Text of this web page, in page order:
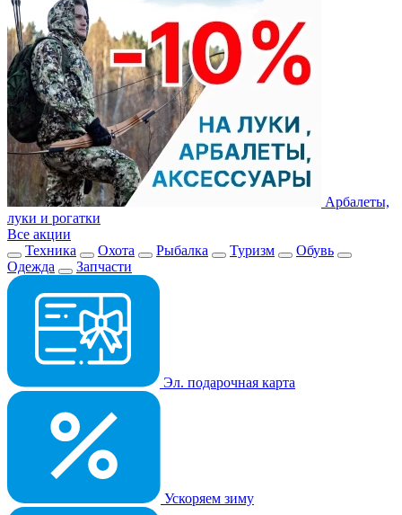
Арбалеты,
луки и рогатки
Все акции
Техника
Охота Рыбалка Туризм
Обувь
Одежда
Запчасти
Эл. подарочная карта
Ускоряем зиму